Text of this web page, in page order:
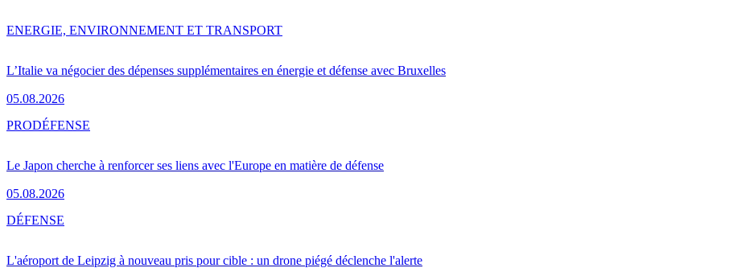
L’Italie va négocier des dépenses supplémentaires en énergie et défense avec Bruxelles
05.08.2026
ENERGIE, ENVIRONNEMENT ET TRANSPORT
Le Japon cherche à renforcer ses liens avec l'Europe en matière de défense
05.08.2026
PRODÉFENSE
L'aéroport de Leipzig à nouveau pris pour cible : un drone piégé déclenche l'alerte
DÉFENSE